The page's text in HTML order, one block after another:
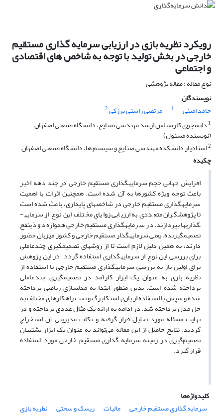
رویکرد نظریه بازی در ارزیابی سرمایه گذاری مستقیم
خارجی در بخش تولید با توجه به شاخص های اقتصادی
و اجتماعی
نوع مقاله : مقاله پژوهشی
نویسندگان
حامد امینی
1 مرتضی راستی برزکی2
1 دانشجوی کارشناس ارشد مهندسی صنایع، دانشگاه صنعتی اصفهان
(نویسنده مسئول)
2استادیار دانشکده مهندسی صنایع و سیستم ها، دانشگاه صنعتی اصفهان
چکیده
افزایش جهانی حجم سرمایه­گذاری مستقیم خارجی در چند دهه اخیر
باعث توجه ویژه کشورها به آن شده است. همچنین اثرات با اهمیت
سرمایه­گذاری مستقیم خارجی در شاخص­های پایداری، باعث شده است
تا پژوهش­گران متعددی به ارزیابی زوایای مختلف این نوع از سرمایه­
گذاری­ها بپردازند. در سرمایه­گذاری مستقیم خارجی همواره دو ذینفع
تصمیم­گیرنده، یعنی سرمایه­گذار مستقیم خارجی و کشور میزبان حضور
دارند، به همین دلیل لازم است تا از روش­های تصمیم­گیری چندعاملی
برای بررسی این نوع از سرمایه­گذاری استفاده گردد. در این پژوهش
برای اولین بار به بررسی سرمایه­گذاری مستقیم خارجی با استفاده از
نظریه بازی به عنوان یک ابزار کارآمد در تصمیم­گیری چندعاملی
پرداخته شده است. بدین منظور ابتدا به مدل­سازی ریاضی پرداخته
شده و سپس با استفاده از بازی استکلبرگ و تحت راه­کارهای مختلف به
حل مدل پرداخته شد. در ادامه به ارائه یک مثال عددی پرداخته و در
نهایت مسئله مورد تحلیل قرار گرفته و نکات مدیریتی آن استخراج
گردید. نتایج حاصل از این مقاله می‌تواند به عنوان یک ابزار پشتیبان
تصمیم‌گیری در زمینه سرمایه گذاری مستقیم خارجی مورد استفاده
قرار گیرد.
کلیدواژه‌ها
سرمایه ­گذاری مستقیم خارجی
مالیات ریسک و سختی نظریه بازی